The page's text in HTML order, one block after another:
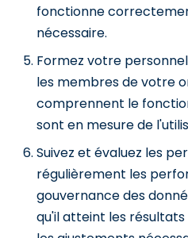
fonctionne
nécessaire.
Formez votre
les membres de votre
comprennent le
sont en mesure de
Suivez et évaluez les
régulièrement les
gouvernance des
qu'il atteint les